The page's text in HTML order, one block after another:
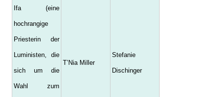
Ifa (eine
hochrangige
Priesterin der
Luministen, die
sich um die
Wahl zum
T’Nia Miller
Stefanie
Dischinger